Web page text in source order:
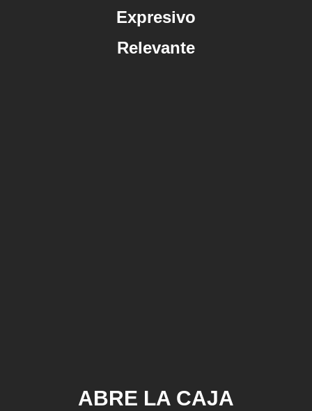
Expresivo
Relevante
ABRE LA CAJA